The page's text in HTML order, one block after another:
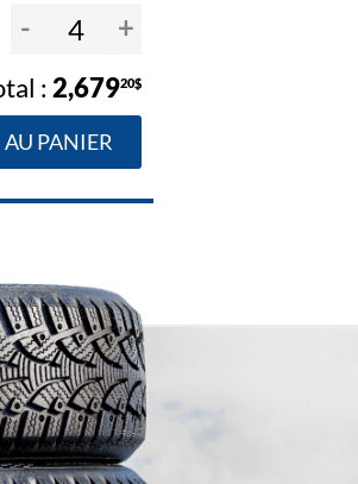
- +
2,67920$
PANIER